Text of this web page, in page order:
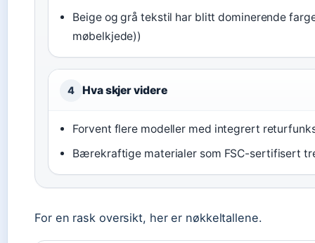
Beige og grå tekstil har blitt dominerende
møbelkjede))
4 Hva skjer videre
Forvent flere modeller med integrert
Bærekraftige materialer som FSC-sertifisert
For en rask oversikt, her er nøkkeltallene.